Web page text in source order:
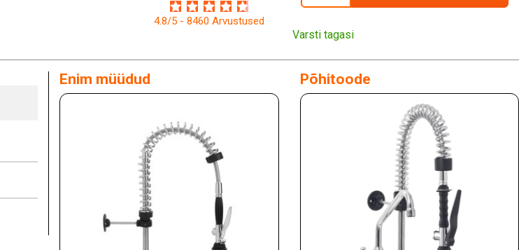
4.8/5 - 8460 Arvustused
Varsti tagasi
Enim müüdud Põhitoode